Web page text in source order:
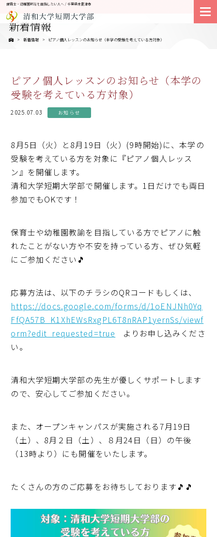
保育士・幼稚園教諭を目指したい人へ / 千葉県木更津市
新着情報
新着情報 ピアノ個人レッスンのお知らせ（本学の受験を考えている方対象）
大学紹介
ピアノ個人レッスンのお知らせ（本学の
受験を考えている方対象）
2025.07.03 お知らせ
8月5日（火）と8月19日（火）(9時開始)に、本学の
受験を考えている方を対象に『ピアノ個人レッス
ン』を開催します。
清和大学短期大学部で開催します。1日だけでも両日
参加でもOKです！
保育士や幼稚園教諭を目指している方でピアノに触
れたことがない方や不安を持っている方、ぜひ気軽
にご参加ください🎵
応募方法は、以下のチラシのQRコードもしくは、
https://docs.google.com/forms/d/1oENJNh0Yq
FfQA57B_K1XhEWsRxgPL6T8nRAP1yernSs/viewf
orm?edit_requested=true よりお申し込みくださ
い。
清和大学短期大学部の先生が優しくサポートします
ので、安心してご参加ください。
また、オープンキャンパスが実施される7月19日
（土）、8月２日（土）、８月24日（日）の午後
（13時より）にも開催をいたします。
たくさんの方のご応募をお待ちしております🎵🎵